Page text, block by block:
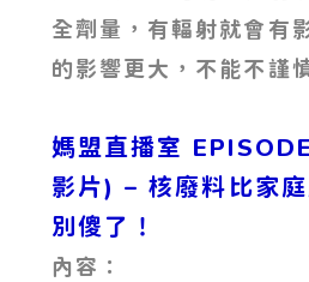
全劑量，有輻射就會有
的影響更大，不能不謹
媽盟直播室
影片)– 核廢料比家
別傻了！
內容：